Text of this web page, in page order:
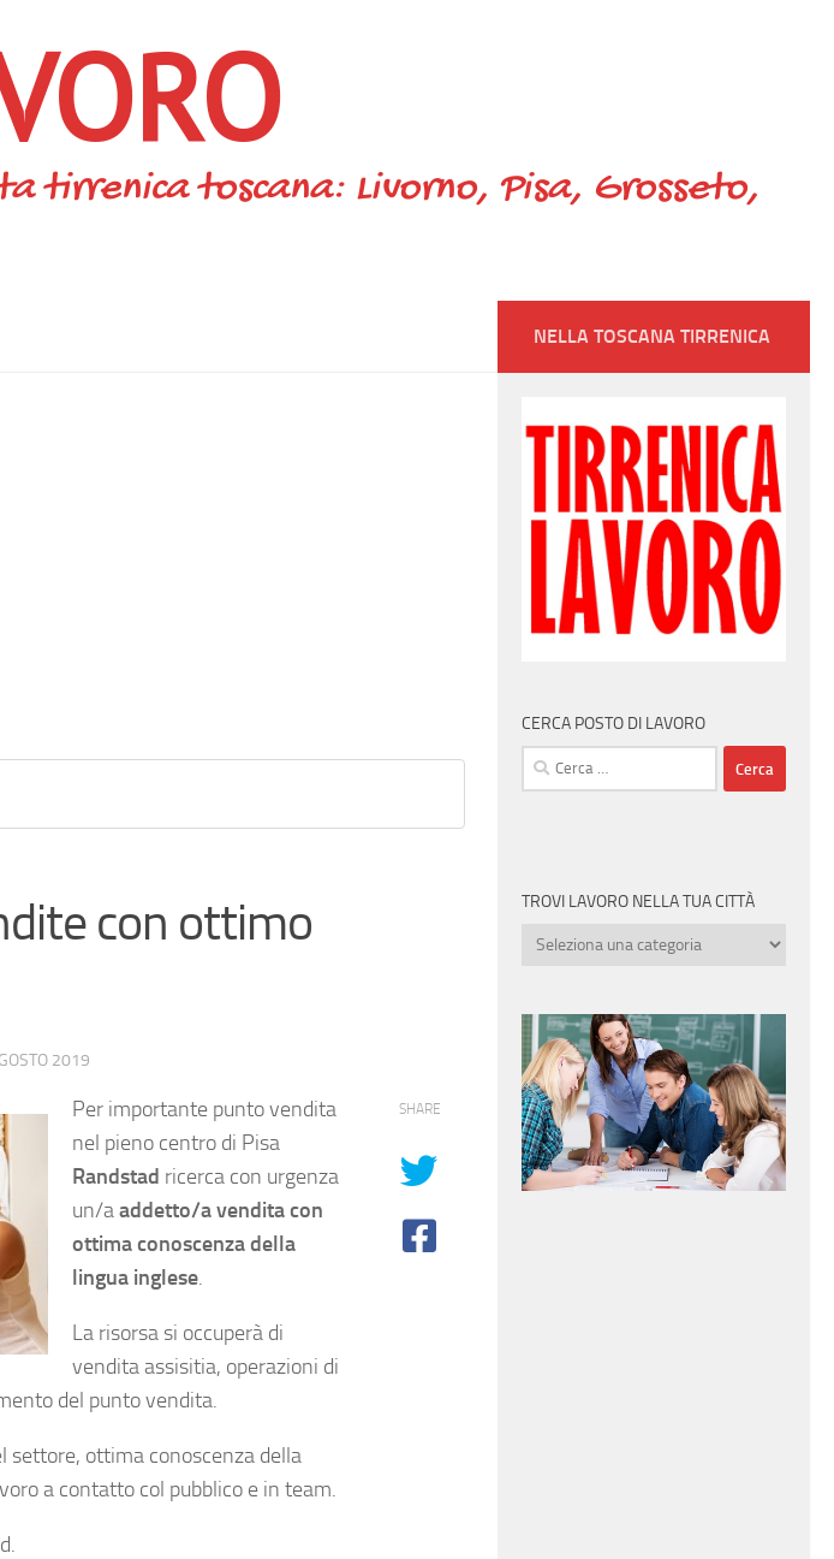
tirrenica toscana: Livorno, Pisa, Grosseto,
con ottimo
2019
Per importante punto vendita
nel pieno centro di Pisa
Randstad ricerca con urgenza
un/aaddetto/a vendita con
ottima conoscenza della
lingua inglese.
La risorsa si occuperà di
vendita assisitia, operazioni di
del punto vendita.
settore, ottima conoscenza della
a contatto col pubblico e in team.
SHARE
NELLA TOSCANA TIRRENICA
CERCA POSTO DI LAVORO
Ricerca
per:
TROVI LAVORO NELLA TUA CITTÀ
Trovi
tua
città